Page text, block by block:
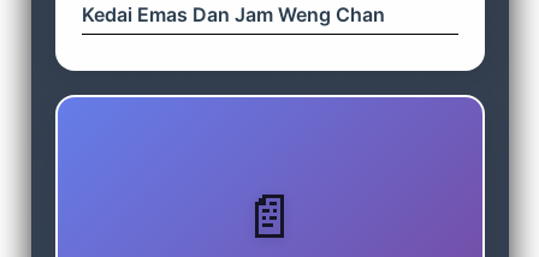
Kedai Emas Dan Jam Weng Chan